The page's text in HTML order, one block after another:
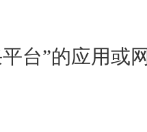
台”的应用或